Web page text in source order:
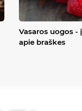
Vasaros uogos
apie braškes